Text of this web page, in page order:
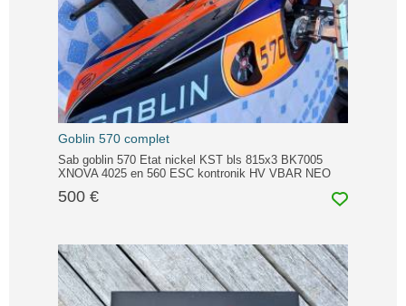
Goblin 570 complet
Sab goblin 570 Etat nickel KST bls 815x3 BK7005
XNOVA 4025 en 560 ESC kontronik HV VBAR NEO
500 €